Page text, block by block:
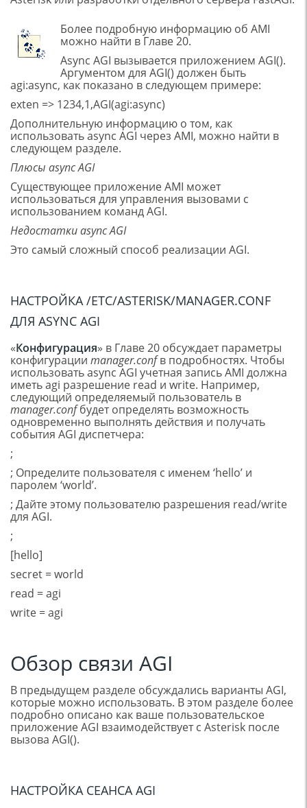
Более подробную информацию об AMI
можно найти в Главе 20.
Async AGI вызывается приложением AGI().
Аргументом для AGI() должен быть
agi:async, как показано в следующем примере:
exten => 1234,1,AGI(agi:async)
Дополнительную информацию о том, как
использовать async AGI через AMI, можно найти в
следующем разделе.
Плюсы async AGI
Существующее приложение AMI может
использоваться для управления вызовами с
использованием команд AGI.
Недостатки async AGI
Это самый сложный способ реализации AGI.
НАСТРОЙКА /ETC/ASTERISK/MANAGER.CONF
ДЛЯ ASYNC AGI
«Конфигурация» в Главе 20 обсуждает параметры
конфигурации manager.confв подробностях. Чтобы
использовать async AGI учетная запись AMI должна
иметь agi разрешение read и write. Например,
следующий определяемый пользователь в
manager.confбудет определять возможность
одновременно выполнять действия и получать
события AGI диспетчера:
;
; Определите пользователя с именем ‘hello’ и
паролем ‘world’.
; Дайте этому пользователю разрешения read/write
для AGI.
;
[hello]
secret = world
read = agi
write = agi
Обзор связи AGI
В предыдущем разделе обсуждались варианты AGI,
которые можно использовать. В этом разделе более
подробно описано как ваше пользовательское
приложение AGI взаимодействует с Asterisk после
вызова AGI().
НАСТРОЙКА СЕАНСА AGI